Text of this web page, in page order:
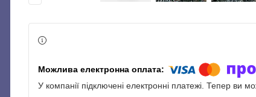
У компанії підключені електронні платежі. Тепер ви